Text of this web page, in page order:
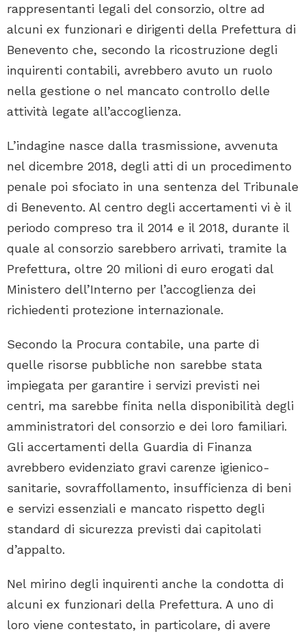
rappresentanti legali del consorzio, oltre ad
alcuni ex funzionari e dirigenti della Prefettura di
Benevento che, secondo la ricostruzione degli
inquirenti contabili, avrebbero avuto un ruolo
nella gestione o nel mancato controllo delle
attività legate all’accoglienza.
L’indagine nasce dalla trasmissione, avvenuta
nel dicembre 2018, degli atti di un procedimento
penale poi sfociato in una sentenza del Tribunale
di Benevento. Al centro degli accertamenti vi è il
periodo compreso tra il 2014 e il 2018, durante il
quale al consorzio sarebbero arrivati, tramite la
Prefettura, oltre 20 milioni di euro erogati dal
Ministero dell’Interno per l’accoglienza dei
richiedenti protezione internazionale.
Secondo la Procura contabile, una parte di
quelle risorse pubbliche non sarebbe stata
impiegata per garantire i servizi previsti nei
centri, ma sarebbe finita nella disponibilità degli
amministratori del consorzio e dei loro familiari.
Gli accertamenti della Guardia di Finanza
avrebbero evidenziato gravi carenze igienico-
sanitarie, sovraffollamento, insufficienza di beni
e servizi essenziali e mancato rispetto degli
standard di sicurezza previsti dai capitolati
d’appalto.
Nel mirino degli inquirenti anche la condotta di
alcuni ex funzionari della Prefettura. A uno di
loro viene contestato, in particolare, di avere